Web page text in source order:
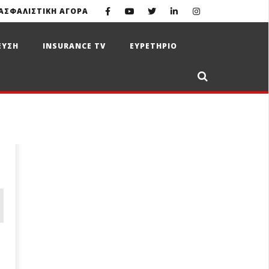
ΑΓΟΡΑ
INSURANCE TV ΕΥΡΕΤΗΡΙΟ